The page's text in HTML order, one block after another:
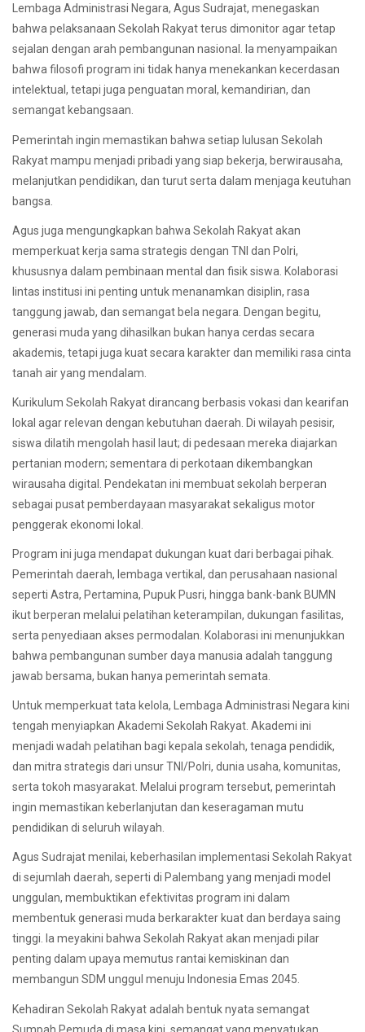
Lembaga Administrasi Negara, Agus Sudrajat, menegaskan
bahwa pelaksanaan Sekolah Rakyat terus dimonitor agar tetap
sejalan dengan arah pembangunan nasional. Ia menyampaikan
bahwa filosofi program ini tidak hanya menekankan kecerdasan
intelektual, tetapi juga penguatan moral, kemandirian, dan
semangat kebangsaan.
Pemerintah ingin memastikan bahwa setiap lulusan Sekolah
Rakyat mampu menjadi pribadi yang siap bekerja, berwirausaha,
melanjutkan pendidikan, dan turut serta dalam menjaga keutuhan
bangsa.
Agus juga mengungkapkan bahwa Sekolah Rakyat akan
memperkuat kerja sama strategis dengan TNI dan Polri,
khususnya dalam pembinaan mental dan fisik siswa. Kolaborasi
lintas institusi ini penting untuk menanamkan disiplin, rasa
tanggung jawab, dan semangat bela negara. Dengan begitu,
generasi muda yang dihasilkan bukan hanya cerdas secara
akademis, tetapi juga kuat secara karakter dan memiliki rasa cinta
tanah air yang mendalam.
Kurikulum Sekolah Rakyat dirancang berbasis vokasi dan kearifan
lokal agar relevan dengan kebutuhan daerah. Di wilayah pesisir,
siswa dilatih mengolah hasil laut; di pedesaan mereka diajarkan
pertanian modern; sementara di perkotaan dikembangkan
wirausaha digital. Pendekatan ini membuat sekolah berperan
sebagai pusat pemberdayaan masyarakat sekaligus motor
penggerak ekonomi lokal.
Program ini juga mendapat dukungan kuat dari berbagai pihak.
Pemerintah daerah, lembaga vertikal, dan perusahaan nasional
seperti Astra, Pertamina, Pupuk Pusri, hingga bank-bank BUMN
ikut berperan melalui pelatihan keterampilan, dukungan fasilitas,
serta penyediaan akses permodalan. Kolaborasi ini menunjukkan
bahwa pembangunan sumber daya manusia adalah tanggung
jawab bersama, bukan hanya pemerintah semata.
Untuk memperkuat tata kelola, Lembaga Administrasi Negara kini
tengah menyiapkan Akademi Sekolah Rakyat. Akademi ini
menjadi wadah pelatihan bagi kepala sekolah, tenaga pendidik,
dan mitra strategis dari unsur TNI/Polri, dunia usaha, komunitas,
serta tokoh masyarakat. Melalui program tersebut, pemerintah
ingin memastikan keberlanjutan dan keseragaman mutu
pendidikan di seluruh wilayah.
Agus Sudrajat menilai, keberhasilan implementasi Sekolah Rakyat
di sejumlah daerah, seperti di Palembang yang menjadi model
unggulan, membuktikan efektivitas program ini dalam
membentuk generasi muda berkarakter kuat dan berdaya saing
tinggi. Ia meyakini bahwa Sekolah Rakyat akan menjadi pilar
penting dalam upaya memutus rantai kemiskinan dan
membangun SDM unggul menuju Indonesia Emas 2045.
Kehadiran Sekolah Rakyat adalah bentuk nyata semangat
Sumpah Pemuda di masa kini, semangat yang menyatukan